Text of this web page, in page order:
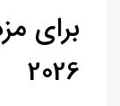
برای
2026